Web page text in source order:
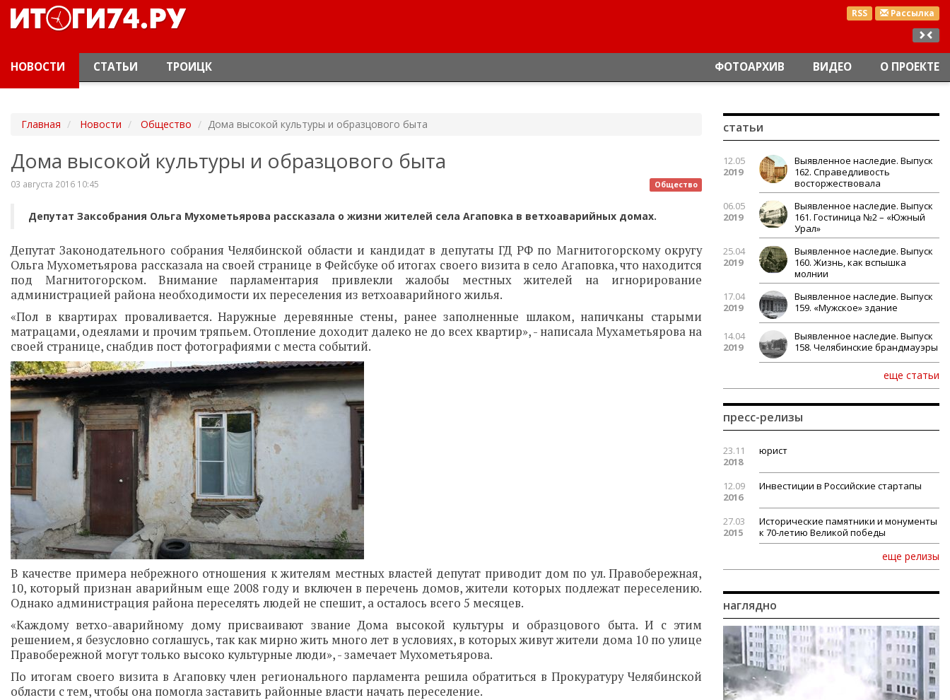
RSS Рассылка
НОВОСТИ СТАТЬИ ТРОИЦК ФОТОАРХИВ ВИДЕО О ПРОЕКТЕ
Главная Новости Общество Дома высокой культуры и образцового быта
Дома высокой культуры и образцового быта
Общество
03 августа 2016 10:45
Депутат Заксобрания Ольга Мухометьярова рассказала о жизни жителей села Агаповка в ветхоаварийных домах.
Депутат Законодательного собрания Челябинской области и кандидат в депутаты ГД РФ по Магнитогорскому округу
Ольга Мухометьярова рассказала на своей странице в Фейсбуке об итогах своего визита в село Агаповка, что находится
под Магнитогорском. Внимание парламентария привлекли жалобы местных жителей на игнорирование
администрацией района необходимости их переселения из ветхоаварийного жилья.
«Пол в квартирах проваливается. Наружные деревянные стены, ранее заполненные шлаком, напичканы старыми
матрацами, одеялами и прочим тряпьем. Отопление доходит далеко не до всех квартир», - написала Мухаметьярова на
своей странице, снабдив пост фотографиями с места событий.
В качестве примера небрежного отношения к жителям местных властей депутат приводит дом по ул. Правобережная,
10, который признан аварийным еще 2008 году и включен в перечень домов, жители которых подлежат переселению.
Однако администрация района переселять людей не спешит, а осталось всего 5 месяцев.
«Каждому ветхо-аварийному дому присваивают звание Дома высокой культуры и образцового быта. И с этим
решением, я безусловно соглашусь, так как мирно жить много лет в условиях, в которых живут жители дома 10 по улице
Правобережной могут только высоко культурные люди», - замечает Мухометьярова.
По итогам своего визита в Агаповку член регионального парламента решила обратиться в Прокуратуру Челябинской
области с тем, чтобы она помогла заставить районные власти начать переселение.
статьи
12.05
2019
Выявленное наследие. Выпуск
162. Справедливость
восторжествовала
06.05
2019
Выявленное наследие. Выпуск
161. Гостиница №2 – «Южный
Урал»
25.04
2019
Выявленное наследие. Выпуск
160. Жизнь, как вспышка
молнии
17.04
2019
Выявленное наследие. Выпуск
159. «Мужское» здание
14.04
2019
Выявленное наследие. Выпуск
158. Челябинские брандмауэры
еще статьи
пресс-релизы
23.11
2018
юрист
12.09
2016
Инвестиции в Российские стартапы
27.03
2015
Исторические памятники и монументы
к 70-летию Великой победы
еще релизы
наглядно